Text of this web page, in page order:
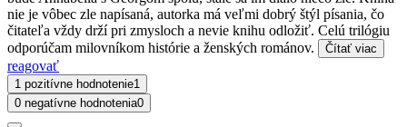
nie je vôbec zle napísaná, autorka má veľmi dobrý štýl písania, čo
čitateľa vždy drží pri zmysloch a nevie knihu odložiť. Celú trilógiu
odporúčam milovníkom histórie a ženských románov.
Čítať viac
reagovať
1 pozitívne hodnotenie1
0 negatívne hodnotenia0